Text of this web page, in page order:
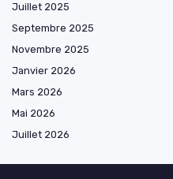
Juillet 2025
Septembre 2025
Novembre 2025
Janvier 2026
Mars 2026
Mai 2026
Juillet 2026